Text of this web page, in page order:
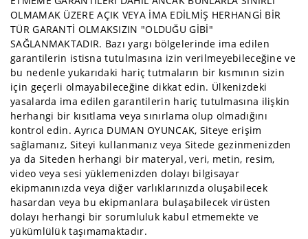
Şemsiye
Uzaktan
Kumandalı
Araçlar
Albüm
El
Fanı
Baharatlık
Banyo
Çaydanlık
Çerçeve
OLMAMAK ÜZERE AÇIK VEYA İMA EDİLMİŞ HERHANGİ BİR
TÜR GARANTİ OLMAKSIZIN "OLDUĞU GİBİ"
SAĞLANMAKTADIR. Bazı yargı bölgelerinde ima edilen
garantilerin istisna tutulmasına izin verilmeyebileceğine ve
bu nedenle yukarıdaki hariç tutmaların bir kısmının sizin
için geçerli olmayabileceğine dikkat edin. Ülkenizdeki
yasalarda ima edilen garantilerin hariç tutulmasına ilişkin
herhangi bir kısıtlama veya sınırlama olup olmadığını
kontrol edin. Ayrıca DUMAN OYUNCAK, Siteye erişim
sağlamanız, Siteyi kullanmanız veya Sitede gezinmenizden
ya da Siteden herhangi bir materyal, veri, metin, resim,
video veya sesi yüklemenizden dolayı bilgisayar
ekipmanınızda veya diğer varlıklarınızda oluşabilecek
hasardan veya bu ekipmanlara bulaşabilecek virüsten
dolayı herhangi bir sorumluluk kabul etmemekte ve
yükümlülük taşımamaktadır.